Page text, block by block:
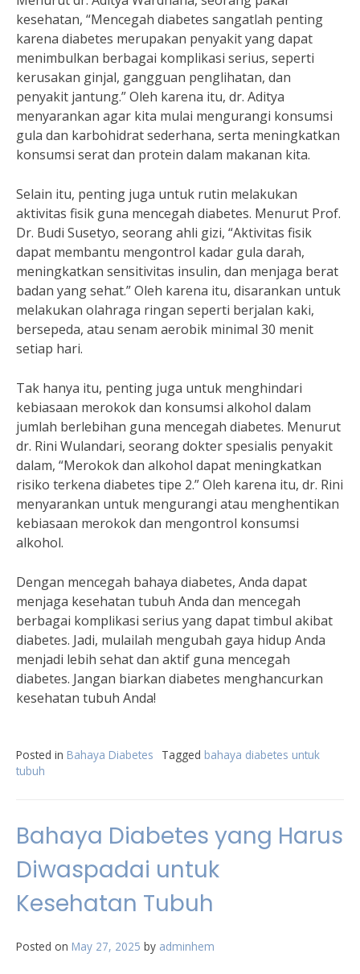
kesehatan, “Mencegah diabetes sangatlah penting
karena diabetes merupakan penyakit yang dapat
menimbulkan berbagai komplikasi serius, seperti
kerusakan ginjal, gangguan penglihatan, dan
penyakit jantung.” Oleh karena itu, dr. Aditya
menyarankan agar kita mulai mengurangi konsumsi
gula dan karbohidrat sederhana, serta meningkatkan
konsumsi serat dan protein dalam makanan kita.
Selain itu, penting juga untuk rutin melakukan
aktivitas fisik guna mencegah diabetes. Menurut Prof.
Dr. Budi Susetyo, seorang ahli gizi, “Aktivitas fisik
dapat membantu mengontrol kadar gula darah,
meningkatkan sensitivitas insulin, dan menjaga berat
badan yang sehat.” Oleh karena itu, disarankan untuk
melakukan olahraga ringan seperti berjalan kaki,
bersepeda, atau senam aerobik minimal 30 menit
setiap hari.
Tak hanya itu, penting juga untuk menghindari
kebiasaan merokok dan konsumsi alkohol dalam
jumlah berlebihan guna mencegah diabetes. Menurut
dr. Rini Wulandari, seorang dokter spesialis penyakit
dalam, “Merokok dan alkohol dapat meningkatkan
risiko terkena diabetes tipe 2.” Oleh karena itu, dr. Rini
menyarankan untuk mengurangi atau menghentikan
kebiasaan merokok dan mengontrol konsumsi
alkohol.
Dengan mencegah bahaya diabetes, Anda dapat
menjaga kesehatan tubuh Anda dan mencegah
berbagai komplikasi serius yang dapat timbul akibat
diabetes. Jadi, mulailah mengubah gaya hidup Anda
menjadi lebih sehat dan aktif guna mencegah
diabetes. Jangan biarkan diabetes menghancurkan
kesehatan tubuh Anda!
Posted in Bahaya Diabetes Tagged bahaya diabetes untuk
tubuh
Bahaya Diabetes yang Harus
Diwaspadai untuk
Kesehatan Tubuh
Posted on May 27, 2025 by adminhem